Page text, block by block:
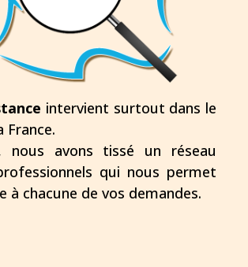
intervient surtout dans le
France.
nous avons tissé un réseau
qui nous permet
à chacune de vos demandes.